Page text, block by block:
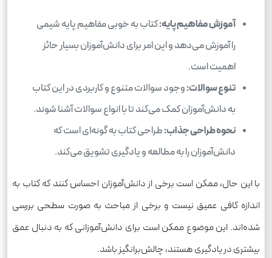
آموزش مفاهیم پایه:کتاب به خوبی مفاهیم پایه شیمی
را آموزش می‌دهد و این امر برای دانش‌آموزان بسیار حائز
اهمیت است.
تنوع سوالات:وجود سوالات متنوع و کاربردی در این کتاب
به دانش‌آموزان کمک می‌کند تا با انواع سوالات آشنا شوند.
نحوه طراحی جذاب:طراحی کتاب به گونه‌ای است که
دانش‌آموزان را به مطالعه و یادگیری تشویق می‌کند.
با این حال، ممکن است برخی از دانش‌آموزان احساس کنند که کتاب به
اندازه کافی عمیق نیست و برخی از مباحث به صورت سطحی بررسی
شده‌اند. این موضوع ممکن است برای دانش‌آموزانی که به دنبال عمق
بیشتری در یادگیری هستند، چالش‌برانگیز باشد.